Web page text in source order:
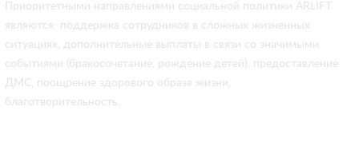
Приоритетными направлениями социальной политики ARLIFT
являются: поддержка сотрудников в сложных жизненных
ситуациях, дополнительные выплаты в связи со значимыми
событиями (бракосочетание, рождение детей), предоставление
ДМС, поощрение здорового образа жизни,
благотворительность.